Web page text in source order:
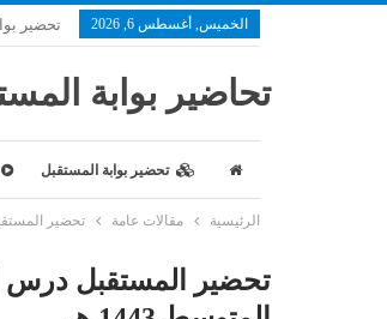
الخميس, أغسطس 6, 2026 تحضير
تحاضير بوابة
تحضير بوابة المستقبل
الرئيسية مقالات عامة تحضير
تحضير المستقبل درس